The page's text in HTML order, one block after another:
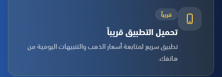
قريباً
تحميل التطبيق قريباً
تطبيق سريع لمتابعة أسعار الذهب والتنبيهات اليومية من
هاتفك.